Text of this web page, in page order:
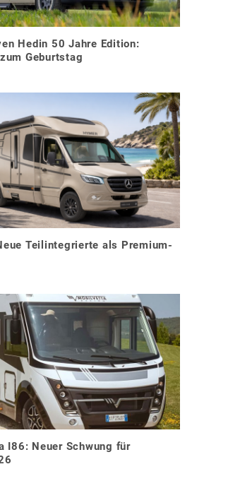
Hedin 50 Jahre Edition:
Geburtstag
Teilintegrierte als Premium-
I86: Neuer Schwung für